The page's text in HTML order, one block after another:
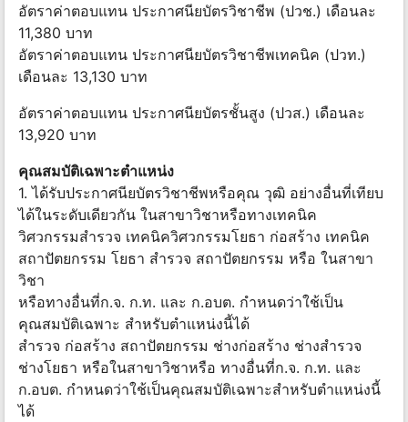
อัตราค่าตอบแทน ประกาศนียบัตรวิชาชีพ (ปวช.) เดือนละ
11,380 บาท
อัตราค่าตอบแทน ประกาศนียบัตรวิชาชีพเทคนิค (ปวท.)
เดือนละ 13,130 บาท
อัตราค่าตอบแทน ประกาศนียบัตรชั้นสูง (ปวส.) เดือนละ
13,920 บาท
คุณสมบัติเฉพาะตำแหน่ง
1. ได้รับประกาศนียบัตรวิชาชีพหรือคุณ วุฒิ อย่างอื่นที่เทียบ
ได้ในระดับเดียวกัน ในสาขาวิชาหรือทางเทคนิค
วิศวกรรมสำรวจ เทคนิควิศวกรรมโยธา ก่อสร้าง เทคนิค
สถาปัตยกรรม โยธา สำรวจ สถาปัตยกรรม หรือ ในสาขา
วิชา
หรือทางอื่นที่ก.จ. ก.ท. และ ก.อบต. กำหนดว่าใช้เป็น
คุณสมบัติเฉพาะ สำหรับตำแหน่งนี้ได้
สำรวจ ก่อสร้าง สถาปัตยกรรม ช่างก่อสร้าง ช่างสำรวจ
ช่างโยธา หรือในสาขาวิชาหรือ ทางอื่นที่ก.จ. ก.ท. และ
ก.อบต. กำหนดว่าใช้เป็นคุณสมบัติเฉพาะสำหรับตำแหน่งนี้
ได้